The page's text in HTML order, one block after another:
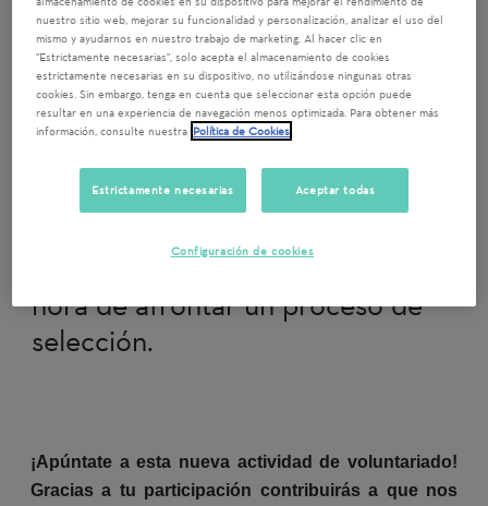
Voluntariado Corporativo para
entrenar a personas con diversidad
funcional en la entrevista de
trabajo, a través de un “Speed
Networking” consistente en
pequeños role playing con
sus fortalezas y debilidades a la
hora de afrontar un proceso de
selección.
¡Apúntate a esta nueva actividad de voluntariado!
Gracias a tu participación contribuirás a que nos
nuestro sitio web, mejorar su funcionalidad y personalización, analizar el uso del
mismo y ayudarnos en nuestro trabajo de marketing. Al hacer clic en
"Estrictamente necesarias", solo acepta el almacenamiento de cookies
estrictamente necesarias en su dispositivo, no utilizándose ningunas otras
cookies. Sin embargo, tenga en cuenta que seleccionar esta opción puede
resultar en una experiencia de navegación menos optimizada. Para obtener más
información, consulte nuestra Política de Cookies
Estrictamente necesarias Aceptar todas
Configuración de cookies